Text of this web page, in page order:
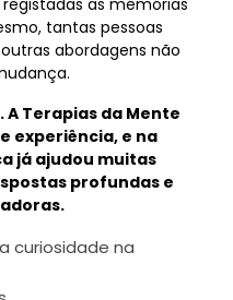
as memórias
tantas pessoas
abordagens não
Terapias da Mente
experiência, e na
já ajudou muitas
profundas e
curiosidade na